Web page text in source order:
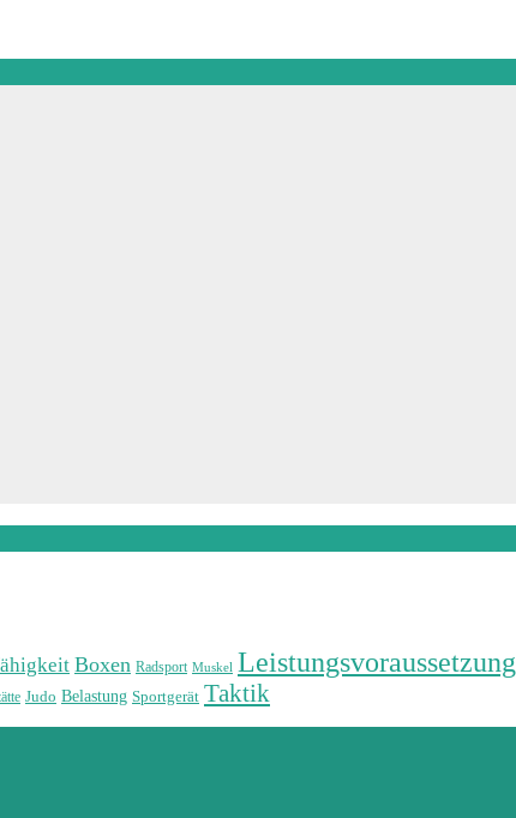
Boxen Radsport Muskel Leistungsvoraussetzung
Judo Belastung Sportgerät Taktik